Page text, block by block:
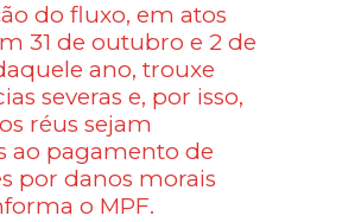
do fluxo, em atos
31 de outubro e 2 de
ano, trouxe
severas e, por isso,
réus sejam
ao pagamento de
por danos morais
o MPF.